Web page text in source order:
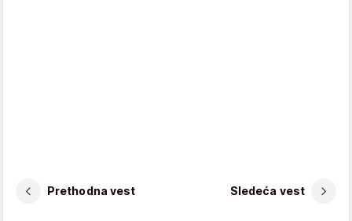
Prethodna vest Sledeća vest